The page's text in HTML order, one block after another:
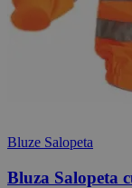
Bluze Salopeta
Bluza Salopeta